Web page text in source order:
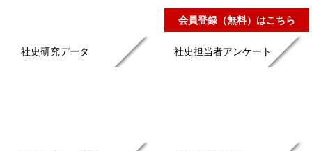
会員登録（無料）はこちら
社史研究データ 社史担当者アンケート